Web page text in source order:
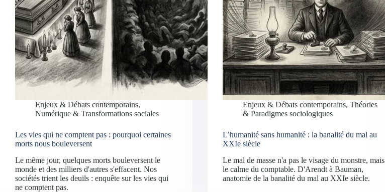
Enjeux & Débats contemporains,
Numérique & Transformations sociales
Les vies qui ne comptent pas : pourquoi certaines
morts nous bouleversent
Le même jour, quelques morts bouleversent le
monde et des milliers d'autres s'effacent. Nos
sociétés trient les deuils : enquête sur les vies qui
ne comptent pas.
Enjeux & Débats contemporains,Théories
& Paradigmes sociologiques
L’humanité sans humanité : la banalité du mal au
XXIe siècle
Le mal de masse n'a pas le visage du monstre, mais
le calme du comptable. D'Arendt à Bauman,
anatomie de la banalité du mal au XXIe siècle.